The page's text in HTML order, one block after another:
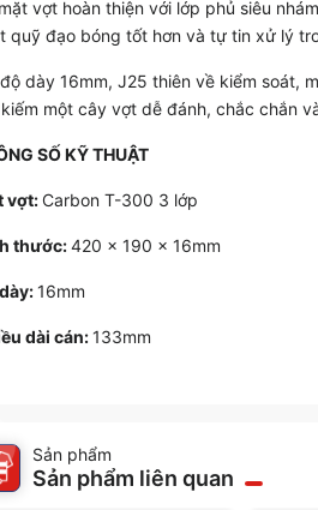
vợt hoàn thiện với lớp phủ siêu
quỹ đạo bóng tốt hơn và tự tin xử lý
dày 16mm, J25 thiên về kiểm soát,
một cây vợt dễ đánh, chắc chắn
SỐ KỸ THUẬT
vợt:Carbon T-300 3 lớp
thước:420 x 190 x 16mm
16mm
dài cán:133mm
Sản phẩm
Sản phẩm liên quan